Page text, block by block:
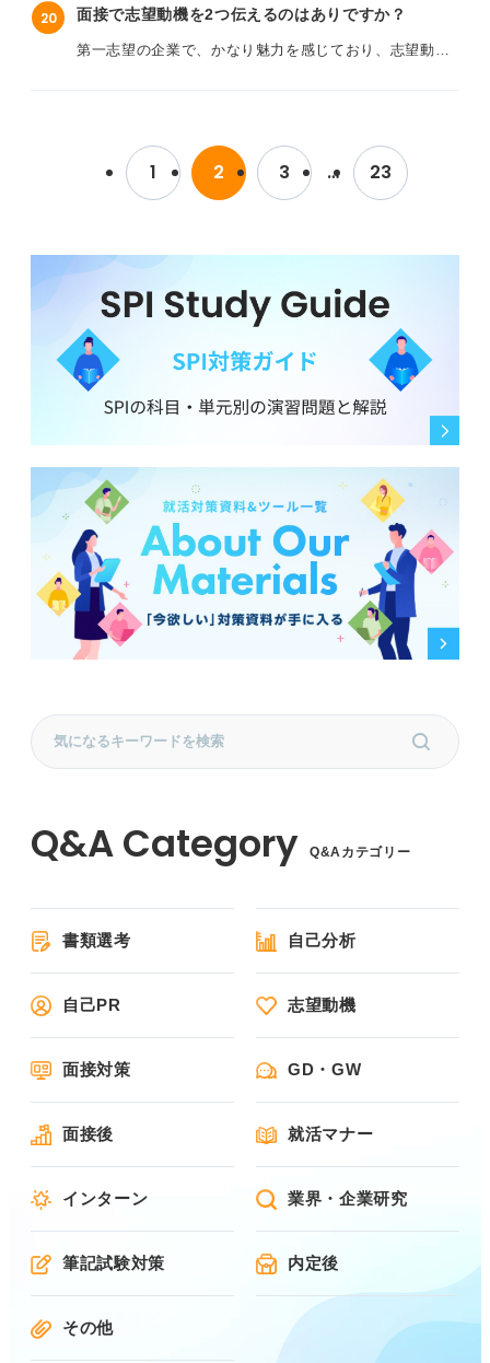
厳しい競争を勝ち抜くために必要なスキルについてアド
バイスをお願いします。
周囲の人の志望動機を見るとわかりやすくまとまってい
ます。
まとめる際のポイントについて教えていただきたいで
す。
漠然と「将来はビジネスに携わりたい」「経営者になり
たい」といった思いはあるのですが、具体的なエピソー
の経営学部でなければならない理由を、どのように論理
的に、かつ熱意をもって伝えれば良いのでしょうか？ 経
20 面接で志望動機を2つ伝えるのはありですか？
第一志望の企業で、かなり魅力を感じており、志望動機
普通志望動機は1つだと思うので、2つ話すことで採用担
当者を混乱させたり、「思考の整理ができない人」とい
った悪い印象を残してしまわないか不安です。
が、志望動機が2つあるのはありなのでしょうか？
もし2つ話して問題ない場合、どのように伝えれば効果的
なのかや、それぞれの志望動機を話す際の注意点、話す
順番のコツなども教えていただきたいです。
1 2 3 … 23
Q&Aカテゴリー
書類選考 自己分析
自己PR 志望動機
面接対策 GD・GW
面接後 就活マナー
インターン 業界・企業研究
筆記試験対策 内定後
その他